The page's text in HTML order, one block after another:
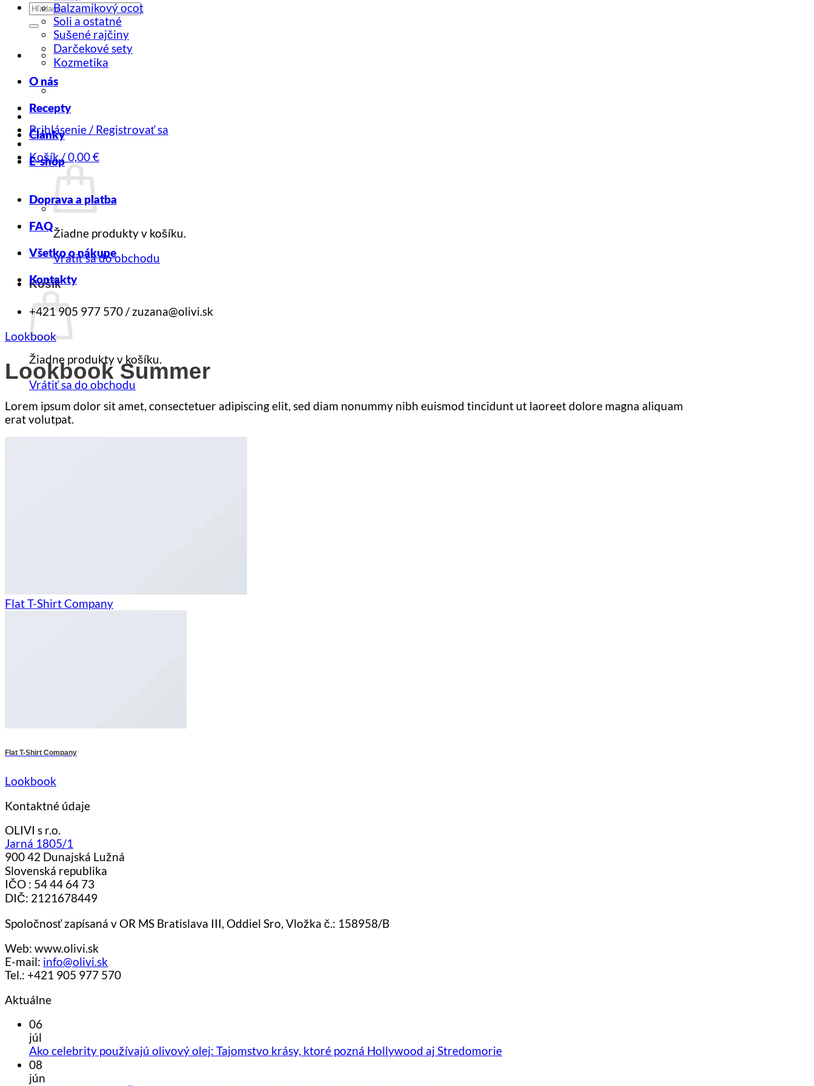
Hľadať:
Prihlásenie / Registrovať sa
Košík /0,00€
Žiadne produkty v košíku.
Vrátiť sa do obchodu
Košík
Žiadne produkty v košíku.
Vrátiť sa do obchodu
Balzamikový ocot
Soli a ostatné
Sušené rajčiny
Darčekové sety
Kozmetika
O nás
Recepty
Články
E-shop
Doprava a platba
FAQ
Všetko o nákupe
Kontakty
+421 905 977 570 / zuzana@olivi.sk
Lookbook
Lookbook Summer
Lorem ipsum dolor sit amet, consectetuer adipiscing elit, sed diam nonummy nibh euismod tincidunt ut laoreet dolore magna aliquam
erat volutpat.
Flat T-Shirt Company
Flat T-Shirt Company
Lookbook
Kontaktné údaje
OLIVI s r.o.
Jarná 1805/1
900 42 Dunajská Lužná
Slovenská republika
IČO : 54 44 64 73
DIČ: 2121678449
Spoločnosť zapísaná v OR MS Bratislava III, Oddiel Sro, Vložka č.: 158958/B
Web: www.olivi.sk
E-mail: info@olivi.sk
Tel.: +421 905 977 570
Aktuálne
06
júl
Ako celebrity používajú olivový olej: Tajomstvo krásy, ktoré pozná Hollywood aj StredomorieŽiadne
08
jún